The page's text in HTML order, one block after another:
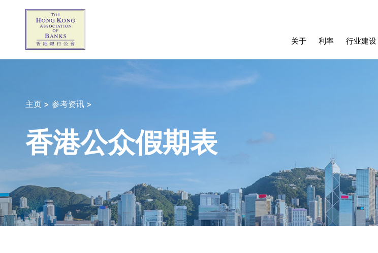
关于 利率 行业建设
主页 > 参考资讯 >
香港公众假期表